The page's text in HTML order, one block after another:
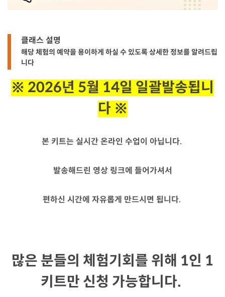
클래스 설명
해당 체험의 예약을 용이하게 하실 수 있도록 상세한 정보를 알려드립
니다
※ 2026년 5월 14일 일괄발송됩니
다 ※
본 키트는 실시간 온라인 수업이 아닙니다.
발송해드린 영상 링크에 들어가셔서
편하신 시간에 자유롭게 만드시면 됩니다.
많은 분들의 체험기회를 위해 1인 1
키트만 신청 가능합니다.